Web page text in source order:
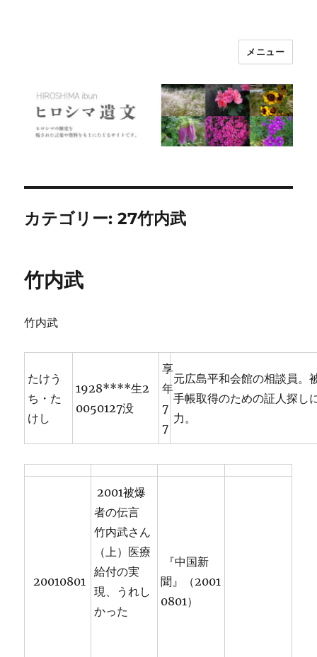
メニュー
カテゴリー:27竹内武
竹内武
竹内武
たけう
ち・た
けし
1928****生2
0050127没
享
年
7
7
元広島平和会館の相談員。
手帳取得のための証人探し
力。
20010801
2001被爆
者の伝言
竹内武さん
（上）医療
給付の実
現、うれし
かった
『中国新
聞』（2001
0801）